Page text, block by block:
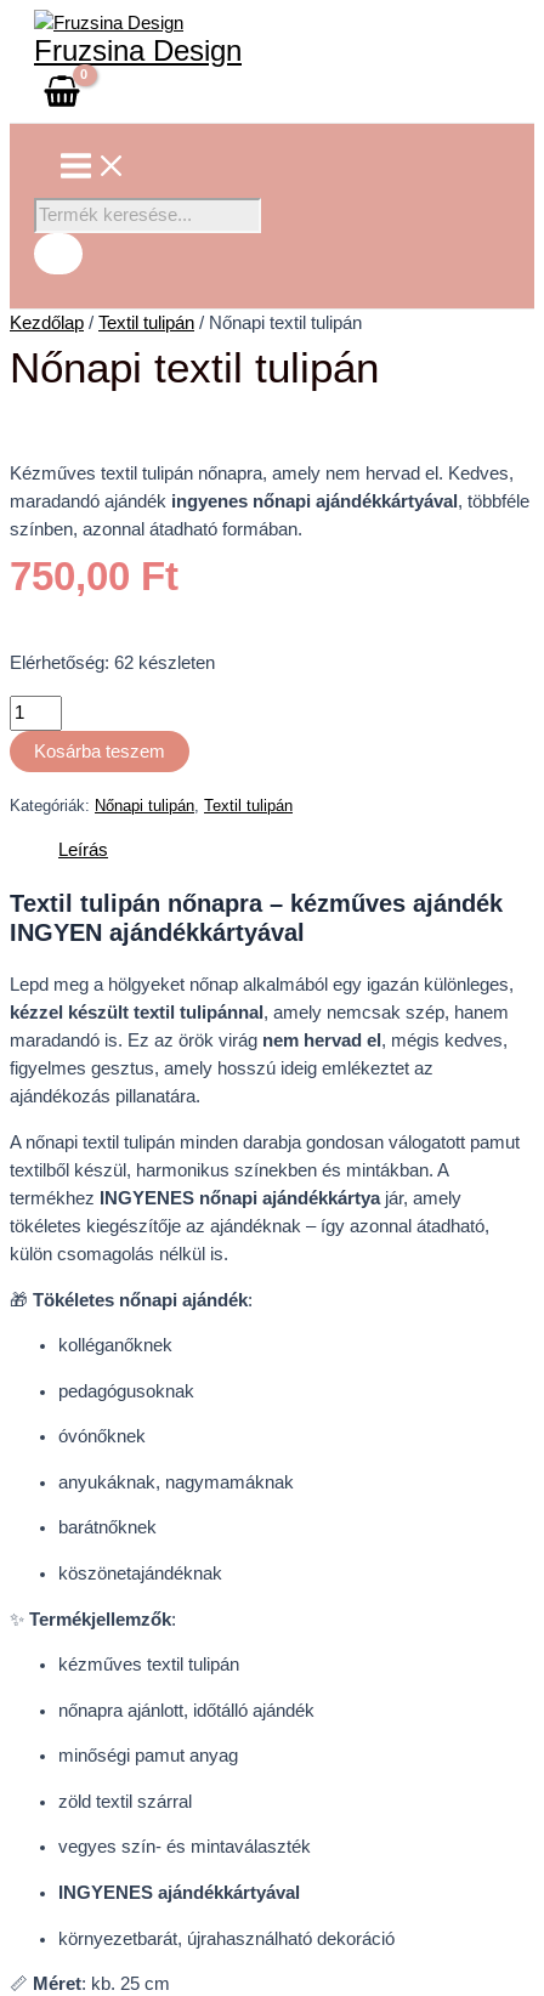
Skip
content
Fruzsina Design
Menu
Products
search
Kezdőlap / Textil tulipán / Nőnapi textil tulipán
Nőnapi textil tulipán
Kézműves textil tulipán nőnapra, amely nem hervad el. Kedves,
maradandó ajándék ingyenes nőnapi ajándékkártyával , többféle
színben, azonnal átadható formában.
750,00 Ft
Elérhetőség: 62 készleten
Nőnapi
textil
tulipán
mennyiség
Kosárba teszem
Kategóriák: Nőnapi tulipán Textil tulipán
Leírás
Textil tulipán nőnapra – kézműves ajándék
INGYEN ajándékkártyával
Lepd meg a hölgyeket nőnap alkalmából egy igazán különleges,
kézzel készült textil tulipánnal , amely nemcsak szép, hanem
maradandó is. Ez az örök virág nem hervad el , mégis kedves,
figyelmes gesztus, amely hosszú ideig emlékeztet az
ajándékozás pillanatára.
A nőnapi textil tulipán minden darabja gondosan válogatott pamut
textilből készül, harmonikus színekben és mintákban. A
termékhez
INGYENES nőnapi ajándékkártyajár, amely
tökéletes kiegészítője az ajándéknak – így azonnal átadható,
külön csomagolás nélkül is.
🎁 Tökéletes nőnapi ajándék:
kolléganőknek
pedagógusoknak
óvónőknek
anyukáknak, nagymamáknak
barátnőknek
köszönetajándéknak
✨ Termékjellemzők:
kézműves textil tulipán
nőnapra ajánlott, időtálló ajándék
minőségi pamut anyag
zöld textil szárral
vegyes szín- és mintaválaszték
INGYENES ajándékkártyával
környezetbarát, újrahasználható dekoráció
📏 Méret: kb. 25 cm